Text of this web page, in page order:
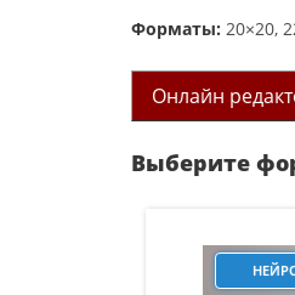
Форматы: 20×20,
Онлайн
Выберите